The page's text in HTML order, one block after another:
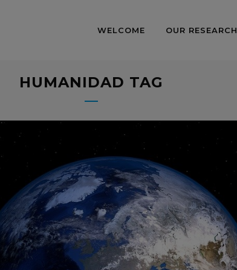
WELCOME OUR RESEARCH
HUMANIDAD TAG